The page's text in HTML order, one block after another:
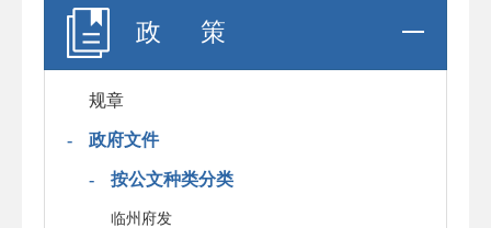
政 策
规章
- 政府文件
- 按公文种类分类
临州府发